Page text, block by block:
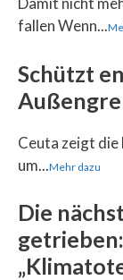
fallen Wenn...
Schützt
Ceuta zeigt
um...Mehr dazu
Die